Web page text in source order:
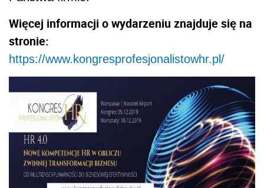
Więcej informacji o wydarzeniu znajduje się na
stronie:
https://www.kongresprofesjonalistowhr.pl/